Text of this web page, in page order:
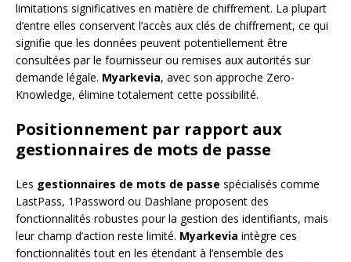
limitations significatives en matière de chiffrement. La plupart
d’entre elles conservent l’accès aux clés de chiffrement, ce qui
signifie que les données peuvent potentiellement être
consultées par le fournisseur ou remises aux autorités sur
demande légale. Myarkevia, avec son approche Zero-
Knowledge, élimine totalement cette possibilité.
Positionnement par rapport aux
gestionnaires de mots de passe
Les gestionnaires de mots de passe spécialisés comme
LastPass, 1Password ou Dashlane proposent des
fonctionnalités robustes pour la gestion des identifiants, mais
leur champ d’action reste limité. Myarkevia intègre ces
fonctionnalités tout en les étendant à l’ensemble des